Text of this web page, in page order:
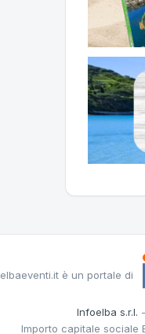
elbaeventi.it è un portale di
Infoelba s.r.l.
Importo capitale sociale